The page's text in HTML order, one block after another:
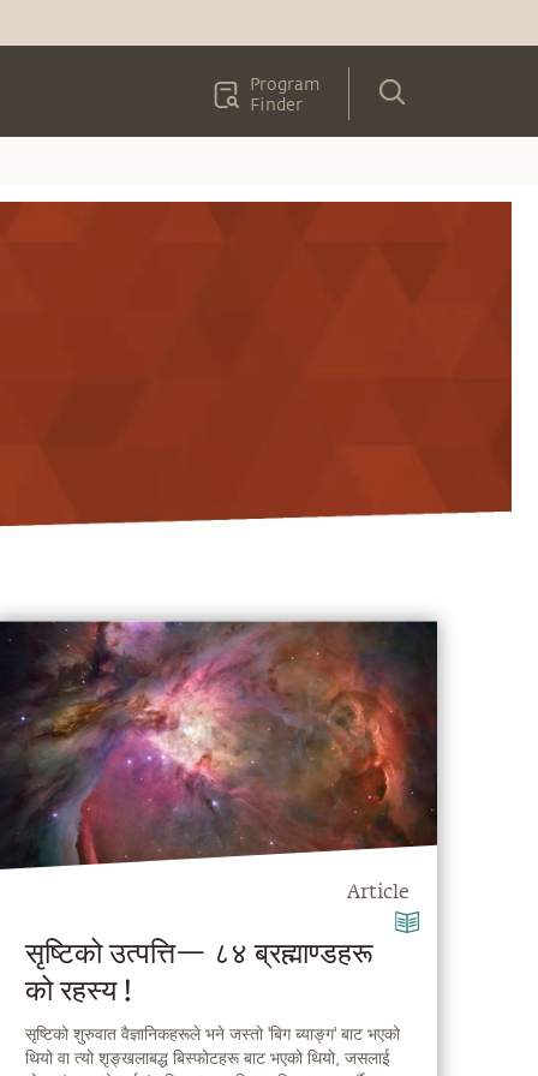
Program
Finder
Article
सृष्टिको उत्पत्ति— ८४ ब्रह्माण्डहरू
को रहस्य !
सृष्टिको शुरुवात वैज्ञानिकहरूले भने जस्तो 'बिग ब्याङ्ग' बाट भएको
थियो वा त्यो शृङ्खलाबद्ध बिस्फोटहरू बाट भएको थियो, जसलाई